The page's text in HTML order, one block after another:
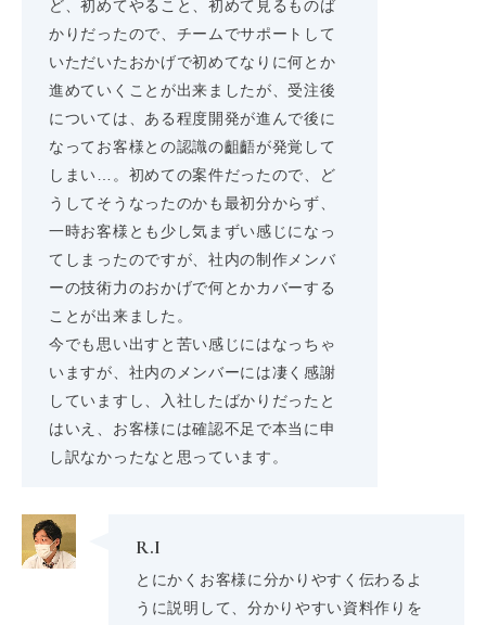
ど、初めてやること、初めて見るものば
かりだったので、チームでサポートして
いただいたおかげで初めてなりに何とか
進めていくことが出来ましたが、受注後
については、ある程度開発が進んで後に
なってお客様との認識の齟齬が発覚して
しまい…。初めての案件だったので、ど
うしてそうなったのかも最初分からず、
一時お客様とも少し気まずい感じになっ
てしまったのですが、社内の制作メンバ
ーの技術力のおかげで何とかカバーする
ことが出来ました。
今でも思い出すと苦い感じにはなっちゃ
いますが、社内のメンバーには凄く感謝
していますし、入社したばかりだったと
はいえ、お客様には確認不足で本当に申
し訳なかったなと思っています。
R.I
とにかくお客様に分かりやすく伝わるよ
うに説明して、分かりやすい資料作りを